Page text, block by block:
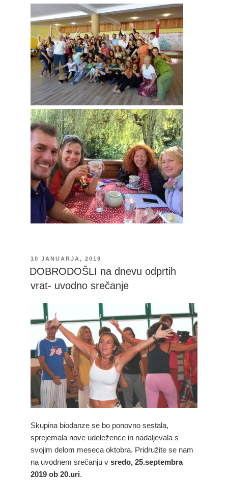
OBJAVLJENO
DNE
10 JANUARJA, 2019
DOBRODOŠLI na dnevu odprtih
vrat- uvodno srečanje
Skupina biodanze se bo ponovno sestala,
sprejemala nove udeležence in nadaljevala s
svojim delom meseca oktobra. Pridružite se nam
na uvodnem srečanju v sredo, 25.septembra
2019 ob 20.uri.